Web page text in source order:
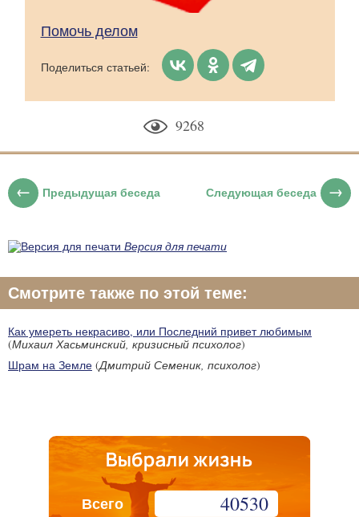
Помочь делом
Поделиться статьей:
9268
Предыдущая беседа Следующая беседа
Версия для печати
Смотрите также по этой теме:
Как умереть некрасиво, или Последний привет любимым
(Михаил Хасьминский, кризисный психолог)
Шрам на Земле (Дмитрий Семеник, психолог)
Всего 40530